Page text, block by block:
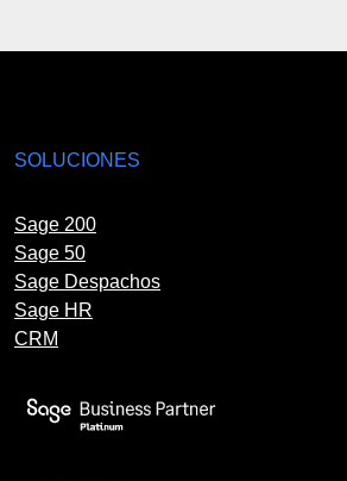
SOLUCIONES
Sage 200
Sage 50
Sage Despachos
Sage HR
CRM